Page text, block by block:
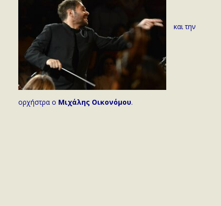
και την
ορχήστρα ο Μιχάλης Οικονόμου.